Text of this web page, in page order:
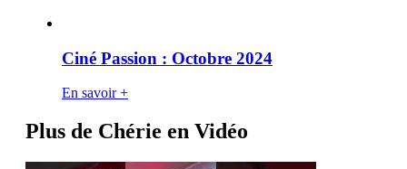
Ciné Passion : Octobre 2024
En savoir +
Plus de Chérie en Vidéo